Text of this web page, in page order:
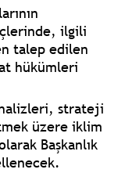
ilgili
talep edilen
hükümleri
strateji
üzere iklim
Başkanlık